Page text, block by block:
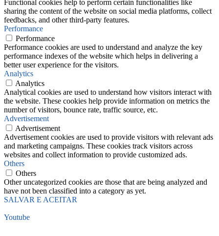
Functional cookies help to perform certain functionalities like
sharing the content of the website on social media platforms, collect
feedbacks, and other third-party features.
Performance
Performance
Performance cookies are used to understand and analyze the key
performance indexes of the website which helps in delivering a
better user experience for the visitors.
Analytics
Analytics
Analytical cookies are used to understand how visitors interact with
the website. These cookies help provide information on metrics the
number of visitors, bounce rate, traffic source, etc.
Advertisement
Advertisement
Advertisement cookies are used to provide visitors with relevant ads
and marketing campaigns. These cookies track visitors across
websites and collect information to provide customized ads.
Others
Others
Other uncategorized cookies are those that are being analyzed and
have not been classified into a category as yet.
SALVAR E ACEITAR
Youtube